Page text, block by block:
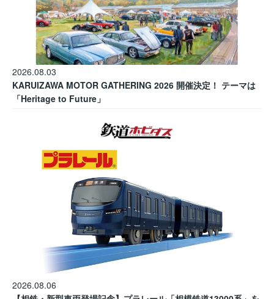
2026.08.03
KARUIZAWA MOTOR GATHERING 2026 開催決定！ テーマは
「Heritage to Future」
2026.08.06